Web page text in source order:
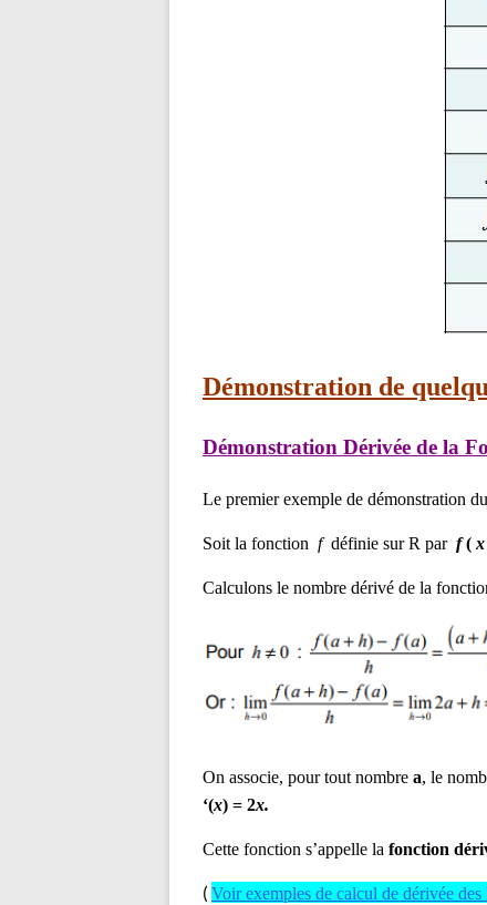
Démonstration de
Démonstration Dérivée de la
Le premier exemple de démonstration
Soit la fonction fdéfinie sur R par f( x
Calculons le nombre dérivé de la
On associe, pour tout nombre a, le
‘(x) = 2x.
Cette fonction s’appelle la fonction
( Voir exemples de calcul de dérivée des